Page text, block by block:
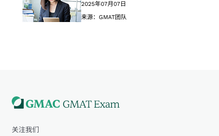
2025年07月07日
来源：GMAT团队
关注我们